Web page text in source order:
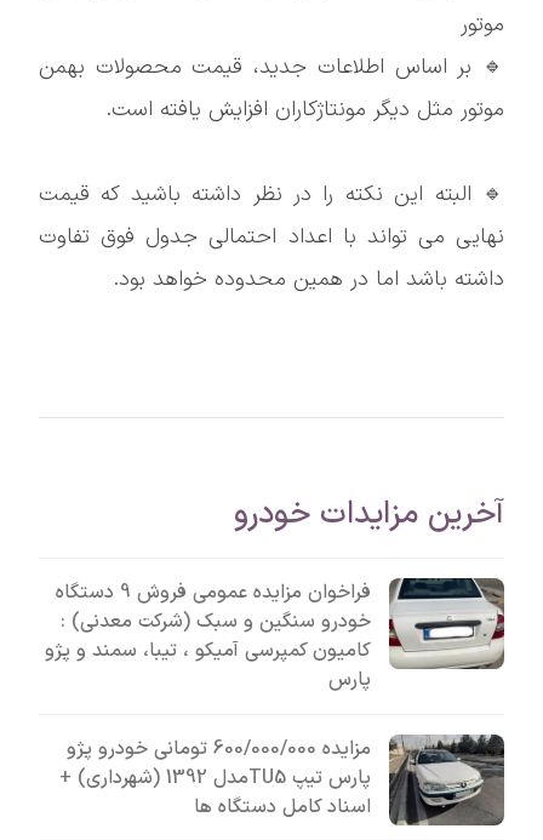
موتور
🔹 بر اساس اطلاعات جدید، قیمت محصولات بهمن
موتور مثل دیگر مونتاژکاران افزایش یافته است.
🔹 البته این نکته را در نظر داشته باشید که قیمت
نهایی می تواند با اعداد احتمالی جدول فوق تفاوت
داشته باشد اما در همین محدوده خواهد بود.
آخرین مزایدات خودرو
فراخوان مزایده عمومی فروش 9 دستگاه
خودرو سنگین و سبک (شرکت معدنی) :
کامیون کمپرسی آمیکو ، تیبا، سمند و پژو
پارس
مزایده 600/000/000 تومانی خودرو پژو
پارس تیپ TU5مدل 1392 (شهرداری) +
اسناد کامل دستگاه ها